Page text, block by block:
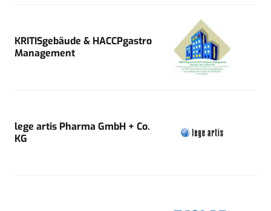
KRITISgebäude & HACCPgastro
Management
lege artis Pharma GmbH + Co.
KG